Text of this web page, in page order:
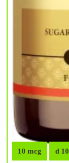
10 mcg d 10